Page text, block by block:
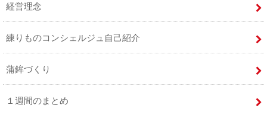
経営理念
練りものコンシェルジュ自己紹介
蒲鉾づくり
１週間のまとめ